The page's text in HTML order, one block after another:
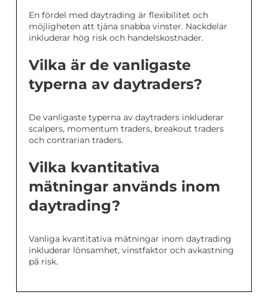
En fördel med daytrading är flexibilitet och
möjligheten att tjäna snabba vinster. Nackdelar
inkluderar hög risk och handelskostnader.
Vilka är de vanligaste
typerna av daytraders?
De vanligaste typerna av daytraders inkluderar
scalpers, momentum traders, breakout traders
och contrarian traders.
Vilka kvantitativa
mätningar används inom
daytrading?
Vanliga kvantitativa mätningar inom daytrading
inkluderar lönsamhet, vinstfaktor och avkastning
på risk.